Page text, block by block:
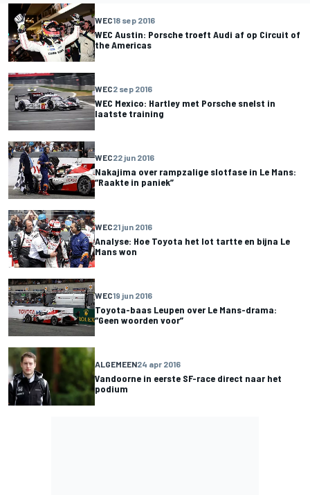
WEC18 sep 2016
WEC Austin: Porsche troeft Audi af op Circuit of
the Americas
WEC2 sep 2016
WEC Mexico: Hartley met Porsche snelst in
laatste training
WEC22 jun 2016
Nakajima over rampzalige slotfase in Le Mans:
“Raakte in paniek”
WEC21 jun 2016
Analyse: Hoe Toyota het lot tartte en bijna Le
Mans won
WEC19 jun 2016
Toyota-baas Leupen over Le Mans-drama:
“Geen woorden voor”
ALGEMEEN24 apr 2016
Vandoorne in eerste SF-race direct naar het
podium